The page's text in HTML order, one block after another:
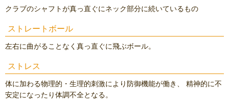
クラブのシャフトが真っ直ぐにネック部分に続いているもの
ストレートボール
左右に曲がることなく真っ直ぐに飛ぶボール。
ストレス
体に加わる物理的・生理的刺激により防御機能が働き、 精神的に不
安定になったり体調不全となる。